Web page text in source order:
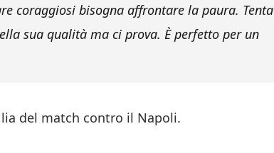
coraggiosi bisogna affrontare la paura. Tenta
sua qualità ma ci prova. È perfetto per un
del match contro il Napoli.